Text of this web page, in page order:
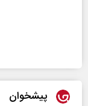
پیشخوان